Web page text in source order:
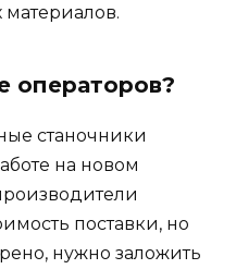
материалов.
операторов?
станочники
на новом
поставки, но
нужно заложить